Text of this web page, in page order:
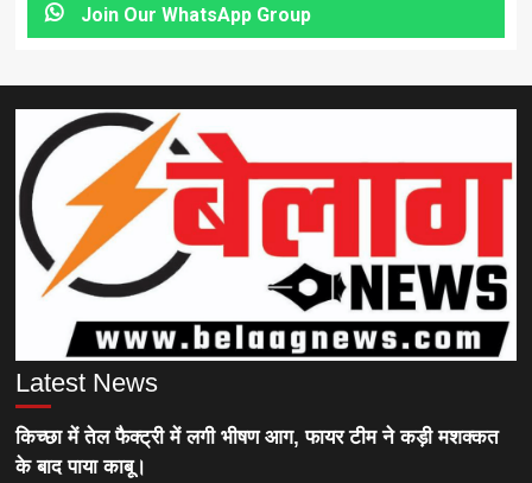
Join Our WhatsApp Group
Latest News
किच्छा में तेल फैक्ट्री में लगी भीषण आग, फायर टीम ने कड़ी मशक्कत
के बाद पाया काबू।